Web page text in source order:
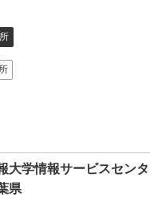
大学情報サービスセンタ
県